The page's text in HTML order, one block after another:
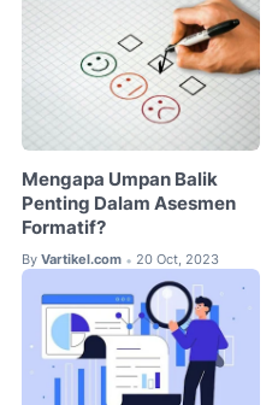
Mengapa Umpan Balik
Penting Dalam Asesmen
Formatif?
By Vartikel.com • 20 Oct, 2023